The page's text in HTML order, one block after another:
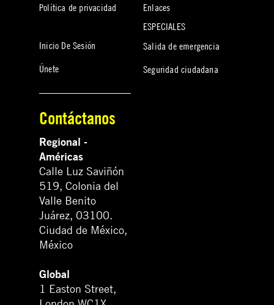
Política de privacidad
Inicio De Sesión
Únete
Enlaces
ESPECIALES
Salida de emergencia
Seguridad ciudadana
Contáctanos
Regional -
Américas
Calle Luz Saviñón
519, Colonia del
Valle Benito
Juárez, 03100.
Ciudad de México,
México
Global
1 Easton Street,